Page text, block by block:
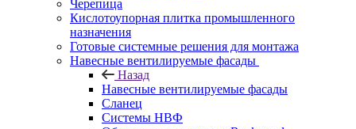
Черепица
Кислотоупорная плитка промышленного
назначения
Готовые системные решения для монтажа
Навесные вентилируемые фасады
Назад
Навесные вентилируемые фасады
Сланец
Системы НВФ